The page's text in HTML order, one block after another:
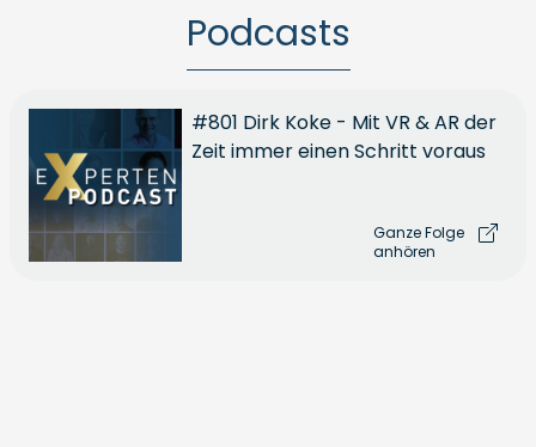
Podcasts
#801 Dirk Koke - Mit VR & AR der
Zeit immer einen Schritt voraus
Ganze Folge
anhören